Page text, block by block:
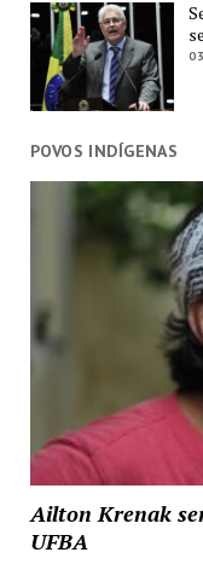
POVOS INDÍGENAS
Ailton Krenak
UFBA